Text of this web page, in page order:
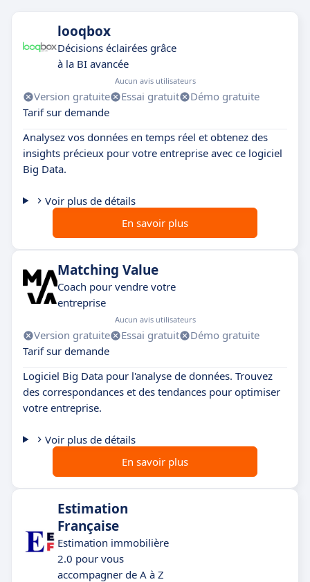
looqbox
Décisions éclairées grâce
à la BI avancée
Aucun avis utilisateurs
Version gratuite Essai gratuit
Démo gratuite
Tarif sur demande
Analysez vos données en temps réel et obtenez des
insights précieux pour votre entreprise avec ce logiciel
Big Data.
Voir plus de détails
En savoir plus
Matching Value
Coach pour vendre votre
entreprise
Aucun avis utilisateurs
Version gratuite Essai gratuit
Démo gratuite
Tarif sur demande
Logiciel Big Data pour l'analyse de données. Trouvez
des correspondances et des tendances pour optimiser
votre entreprise.
Voir plus de détails
En savoir plus
Estimation
Française
Estimation immobilière
2.0 pour vous
accompagner de A à Z